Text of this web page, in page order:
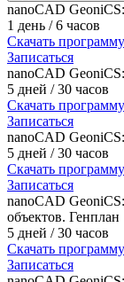
nanoCAD
1 день / 6 часов
Скачать
Записаться
nanoCAD
5 дней / 30 часов
Скачать
Записаться
nanoCAD
5 дней / 30 часов
Скачать
Записаться
nanoCAD
объектов. Генплан
5 дней / 30 часов
Скачать
Записаться